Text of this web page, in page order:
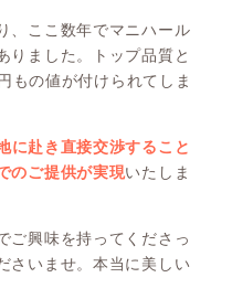
、ここ数年でマニハール
りました。トップ品質と
もの値が付けられてしま
に赴き直接交渉すること
のご提供が実現いたしま
ご興味を持ってくださっ
さいませ。本当に美しい